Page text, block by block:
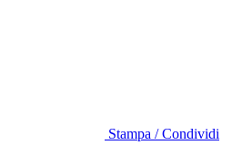
Stampa / Condividi